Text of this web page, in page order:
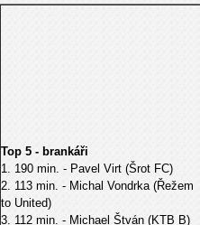
Top 5 - brankáři
1. 190 min. - Pavel Virt (Šrot FC)
2. 113 min. - Michal Vondrka (Řežem
to United)
3. 112 min. - Michael Štván (KTB B)